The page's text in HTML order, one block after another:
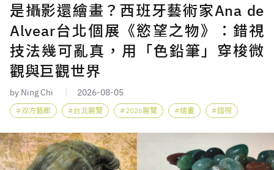
是攝影還繪畫？西班牙藝術家Ana de
Alvear台北個展《慾望之物》：錯視
技法幾可亂真，用「色鉛筆」穿梭微
觀與巨觀世界
by Ning Chi 2026-08-05
双方藝廊 台北展覽 2026展覽 繪畫 錯視